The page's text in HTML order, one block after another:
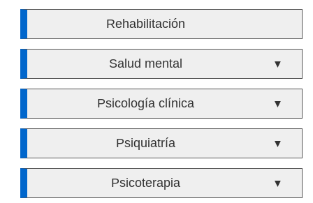
Rehabilitación
Salud mental ▼
Psicología clínica ▼
Psiquiatría ▼
Psicoterapia ▼